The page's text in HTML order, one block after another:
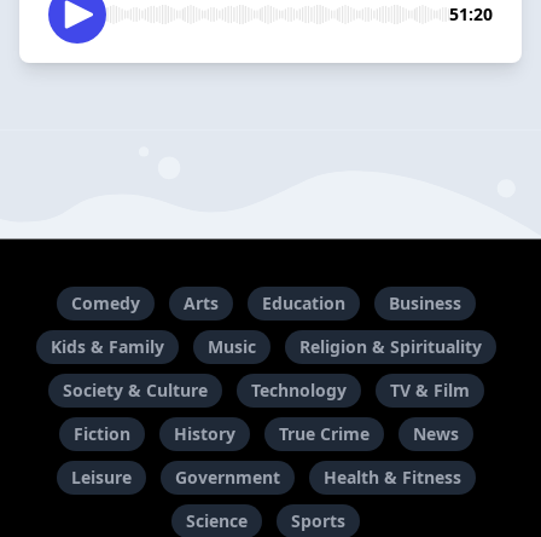
51:20
Comedy Arts Education
Business
Kids & Family
Music
Religion & Spirituality
Society & Culture
Technology
TV & Film
Fiction
History True Crime
News
Leisure
Government
Health & Fitness
Science
Sports